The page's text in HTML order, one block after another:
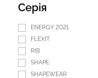
Серія
ENERGY 2021
FLEXIT
RIB
SHAPE
SHAPEWEAR